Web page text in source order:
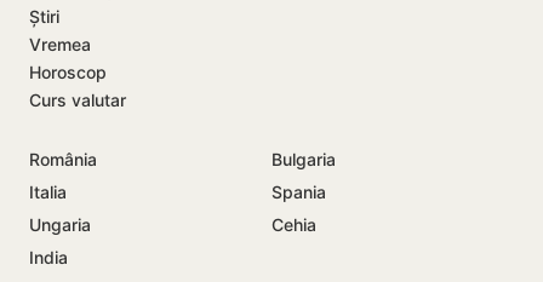
Știri
Vremea
Horoscop
Curs valutar
România
Bulgaria
Italia
Spania
Ungaria
Cehia
India